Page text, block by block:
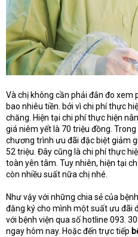
Và chị không cần phải đắn đo
bao nhiêu tiền. bởi vì chi phí thực
chăng. Hiện tại chi phí thực hiện
giá niêm yết là 70 triệu đồng.
chương trình ưu đãi đặc biệt giảm
52 triệu. Đây cũng là chi phí thực
toàn yên tâm. Tuy nhiên, hiện tại
còn nhiều suất nữa chị nhé.
Như vậy với những chia sẻ của
đăng ký cho mình một suất ưu đãi
với bệnh viện qua số hotline 093.
ngay hôm nay. Hoặc đến trực tiếp